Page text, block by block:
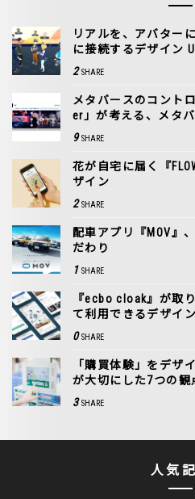
リアルを、アバター
に接続するデザイン
2 SHARE
メタバースのコント
er」が考える、メタ
9 SHARE
花が自宅に届く『
ザイン
2 SHARE
配車アプリ『MOV』
だわり
1 SHARE
『ecbo cloak』が取
て利用できるデザイ
0 SHARE
「購買体験」をデザ
が大切にした7つの観
3 SHARE
人気